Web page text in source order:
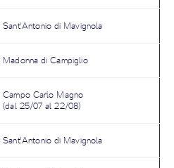
Sant'Antonio di Mavignola
Madonna di Campiglio
Campo Carlo Magno
(dal 25/07 al 22/08)
Sant'Antonio di Mavignola